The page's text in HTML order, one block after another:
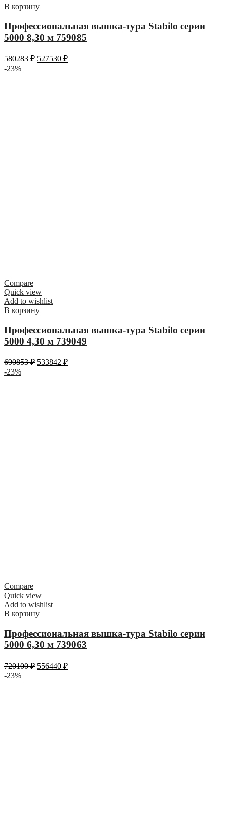
В корзину
Профессиональная вышка-тура Stabilo серии
5000 8,30 м 759085
580283₽ 527530 ₽
-23%
Compare
Quick view
Add to wishlist
В корзину
Профессиональная вышка-тура Stabilo серии
5000 4,30 м 739049
690853₽ 533842 ₽
-23%
Compare
Quick view
Add to wishlist
В корзину
Профессиональная вышка-тура Stabilo серии
5000 6,30 м 739063
720100₽ 556440 ₽
-23%